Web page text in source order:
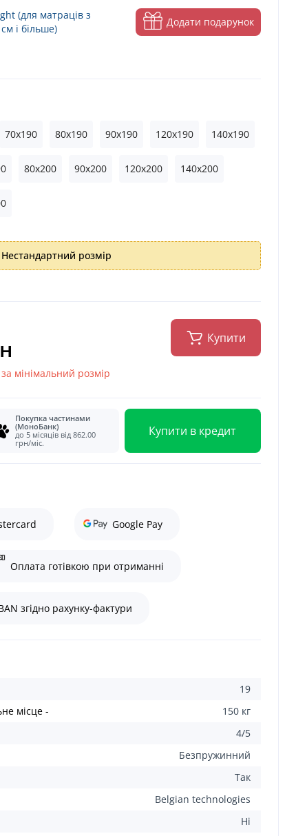
Додати подарунок
(для матраців з
і більше)
70x190 80x190 90x190 120x190 140x190
80x200 90x200 120x200 140x200
Нестандартний розмір
Купити
мінімальний розмір
Покупка частинами
(МоноБанк)
до 5 місяців від 862.00
грн/міс.
Купити в кредит
Google Pay
Оплата готівкою при отриманні
згідно рахунку-фактури
19
місце -
150 кг
4/5
Безпружинний
Так
Belgian technologies
Ні